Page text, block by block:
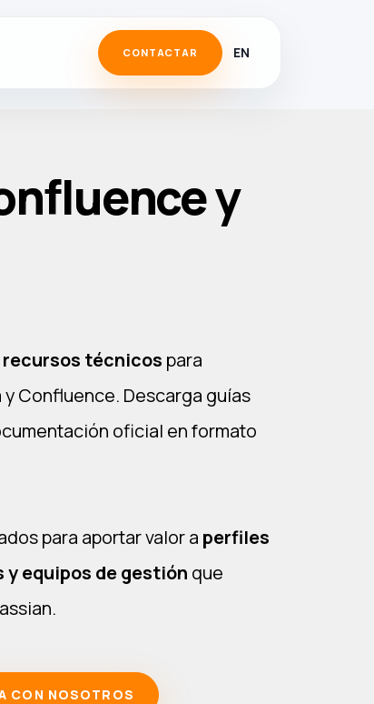
CONTACTAR EN
y
recursos técnicos para
Confluence. Descarga guías
oficial en formato
para aportar valor a perfiles
equipos de gestión que
CON NOSOTROS